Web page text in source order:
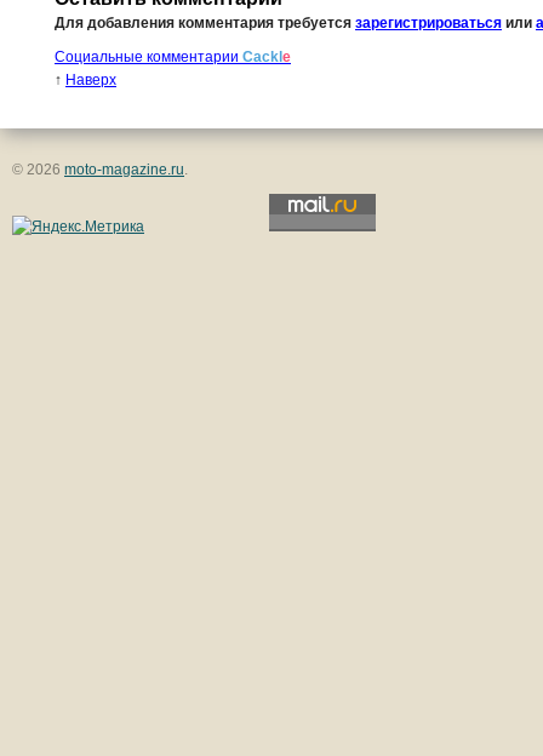
Для добавления комментария требуется зарегистрироваться или
Социальные комментарии Cackl e
↑ Наверх
© 2026 moto-magazine.ru.